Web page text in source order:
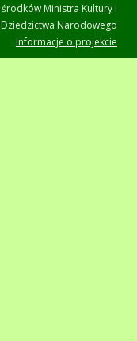
Ministra Kultury i
Dziedzictwa Narodowego
Informacje o projekcie